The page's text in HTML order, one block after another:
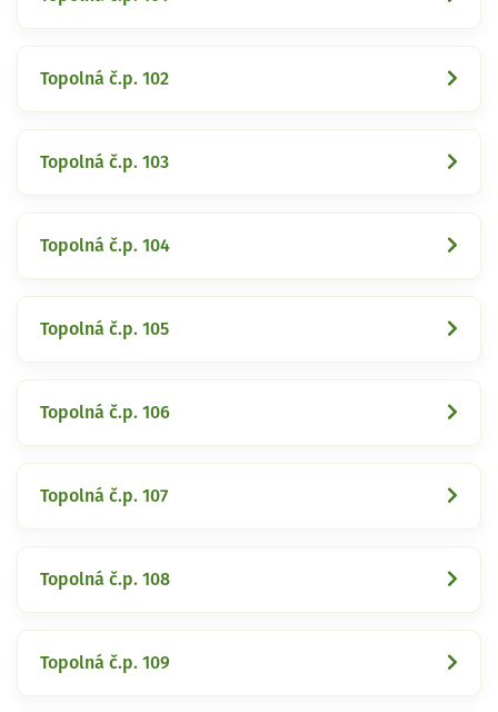
Topolná č.p. 102
Topolná č.p. 103
Topolná č.p. 104
Topolná č.p. 105
Topolná č.p. 106
Topolná č.p. 107
Topolná č.p. 108
Topolná č.p. 109